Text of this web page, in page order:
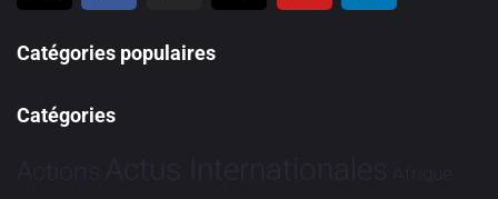
Catégories populaires
Catégories
Actions Actus Internationales Afrique